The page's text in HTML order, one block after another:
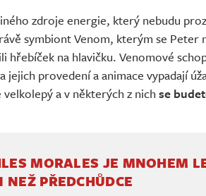
zdroje energie, který nebudu
symbiont Venom, kterým se Peter
hřebíček na hlavičku. Venomové
jejich provedení a animace vypadají
a v některých z nich se
MORALES JE MNOHEM
PŘEDCHŮDCE